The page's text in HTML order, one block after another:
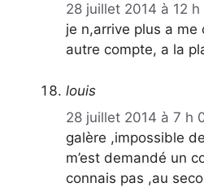
28 juillet 2014 à 12
je n,arrive plus a
autre compte, a la
louis
28 juillet 2014 à 7 h
galère ,impossible
m’est demandé un
connais pas ,au